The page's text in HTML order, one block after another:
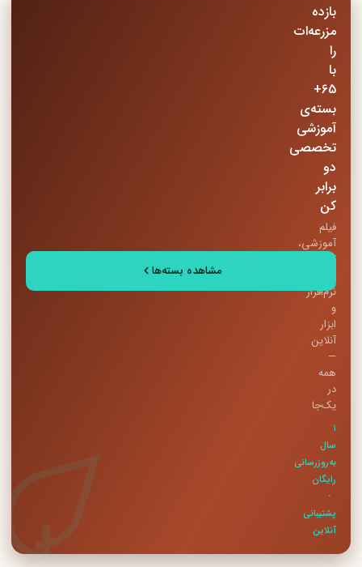
بازده
مزرعه‌ات
را
با
65+
بسته‌ی
آموزشی
تخصصی
دو
برابر
کن
فیلم
آموزشی،
کتاب
نرم‌افزار
و
ابزار
آنلاین
—
همه
در
یک‌جا
۱
سال
به‌روزرسانی
رایگان
·
پشتیبانی
آنلاین
مشاهده بسته‌ها